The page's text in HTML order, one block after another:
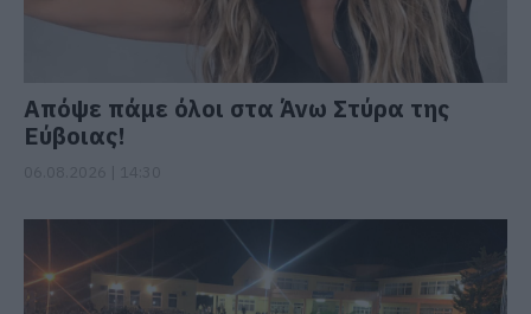
Απόψε πάμε όλοι στα Άνω Στύρα της
Εύβοιας!